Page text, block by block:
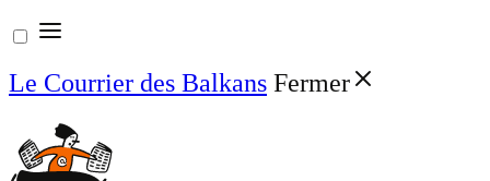
Aller
au
contenu
Le Courrier des Balkans Fermer